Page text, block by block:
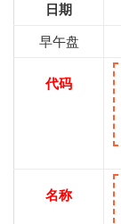
日期
早午盘
代码
名称